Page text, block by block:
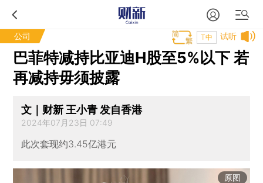
公司 试听
T中
巴菲特减持比亚迪H股至5%以下 若
再减持毋须披露
文｜财新 王小青 发自香港
2024年07月23日 07:49
此次套现约3.45亿港元
原图